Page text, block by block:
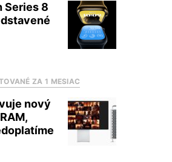
Series 8
ZA 1 MESIAC
nový